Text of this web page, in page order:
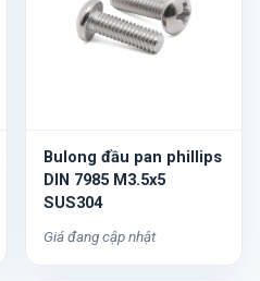
Bulong đầu pan phillips
DIN 7985 M3.5x5
SUS304
Giá đang cập nhật